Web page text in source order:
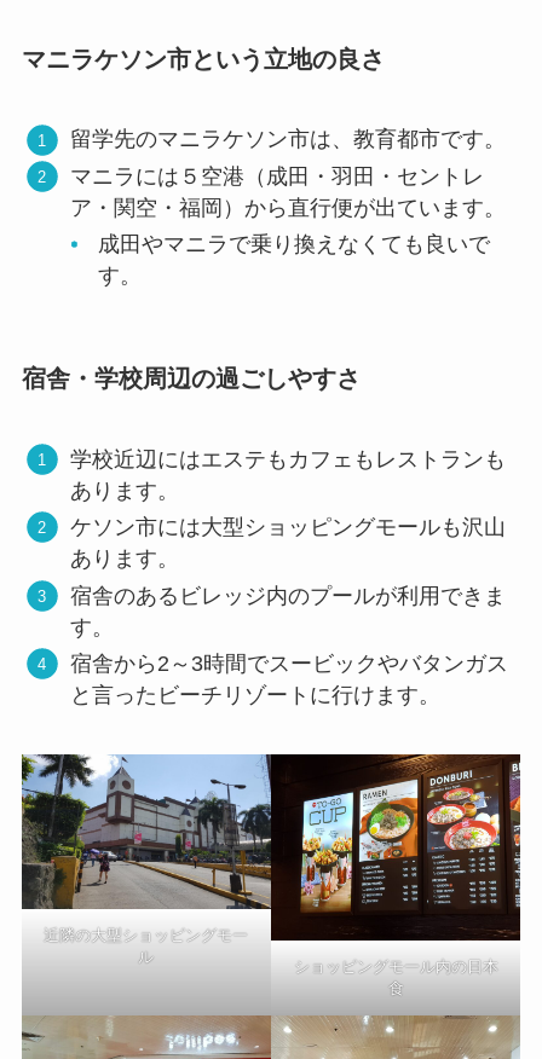
マニラケソン市という立地の良さ
留学先のマニラケソン市は、教育都市です。
マニラには５空港（成田・羽田・セントレ
ア・関空・福岡）から直行便が出ています。
成田やマニラで乗り換えなくても良いで
す。
宿舎・学校周辺の過ごしやすさ
学校近辺にはエステもカフェもレストランも
あります。
ケソン市には大型ショッピングモールも沢山
あります。
宿舎のあるビレッジ内のプールが利用できま
す。
宿舎から2～3時間でスービックやバタンガス
と言ったビーチリゾートに行けます。
近隣の大型ショッピングモー
ル
ショッピングモール内の日本
食